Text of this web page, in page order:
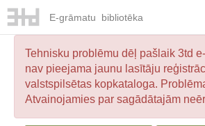
E-grāmatu bibliotēka
Tehnisku problēmu dēļ pašlaik 3td
nav pieejama jaunu lasītāju
valstspilsētas kopkataloga.
Atvainojamies par sagādātajām